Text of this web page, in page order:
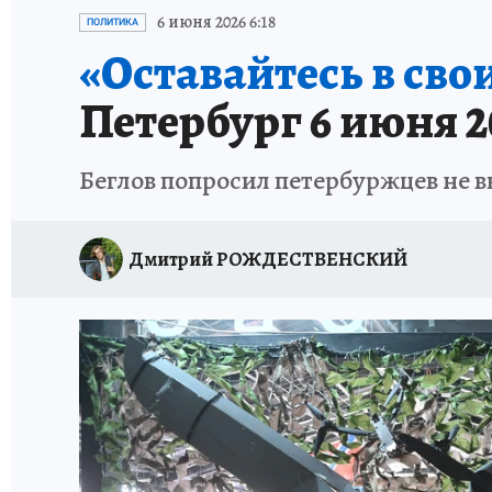
ПЕТЕРБУРГСКАЯ СТРОЙКА
ПОЛИТИКА 6 июня 2026 6:18
«Оставайтесь в
Петербург 6 июня
Беглов попросил петербуржцев
Дмитрий РОЖДЕСТВЕНСКИЙ